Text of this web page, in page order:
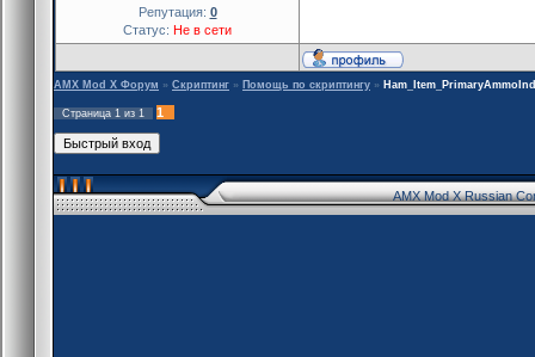
Репутация: 0
Статус: Не в сети
AMX Mod X Форум » Скриптинг » Помощь по скриптингу »
Страница 1 из 1 1
AMX Mod X Russian